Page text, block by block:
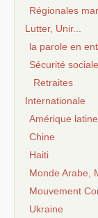
Régionales
Lutter, Unir...
la parole en
Sécurité sociale
Retraites
Internationale
Amérique latine
Chine
Haiti
Monde Arabe,
Mouvement
Ukraine